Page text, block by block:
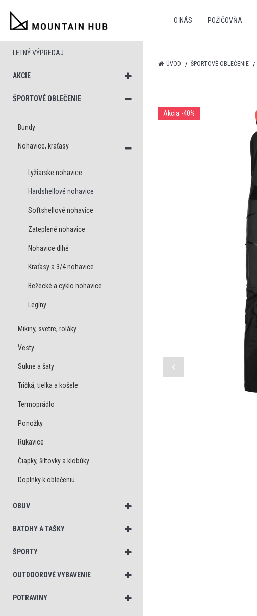
O NÁS POŽIČOVŇA
LETNÝ VÝPREDAJ
AKCIE
ŠPORTOVÉ OBLEČENIE
Bundy
Nohavice, kraťasy
Lyžiarske nohavice
Hardshellové nohavice
Softshellové nohavice
Zateplené nohavice
Nohavice dlhé
Kraťasy a 3/4 nohavice
Bežecké a cyklo nohavice
Legíny
Mikiny, svetre, roláky
Vesty
Sukne a šaty
Tričká, tielka a košele
Termoprádlo
Ponožky
Rukavice
Čiapky, šiltovky a klobúky
Doplnky k oblečeniu
OBUV
BATOHY A TAŠKY
ŠPORTY
OUTDOOROVÉ VYBAVENIE
POTRAVINY
ÚVOD ŠPORTOVÉ OBLEČENIE
Akcia -40%